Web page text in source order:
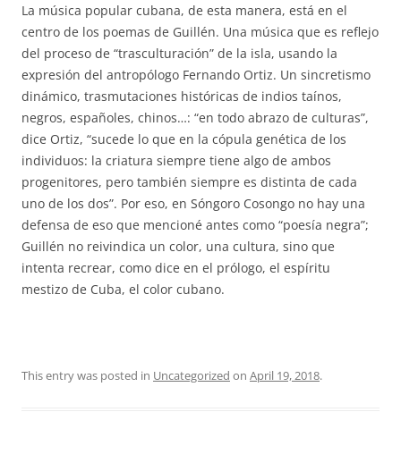
La música popular cubana, de esta manera, está en el
centro de los poemas de Guillén. Una música que es reflejo
del proceso de “trasculturación” de la isla, usando la
expresión del antropólogo Fernando Ortiz. Un sincretismo
dinámico, trasmutaciones históricas de indios taínos,
negros, españoles, chinos…: “en todo abrazo de culturas”,
dice Ortiz, “sucede lo que en la cópula genética de los
individuos: la criatura siempre tiene algo de ambos
progenitores, pero también siempre es distinta de cada
uno de los dos”. Por eso, en Sóngoro Cosongo no hay una
defensa de eso que mencioné antes como “poesía negra”;
Guillén no reivindica un color, una cultura, sino que
intenta recrear, como dice en el prólogo, el espíritu
mestizo de Cuba, el color cubano.
This entry was posted in Uncategorized on April 19, 2018.